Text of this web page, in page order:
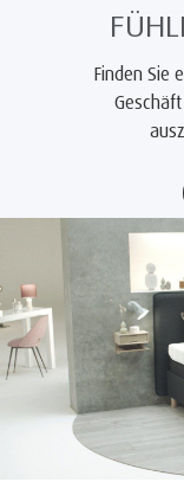
Finden Sie